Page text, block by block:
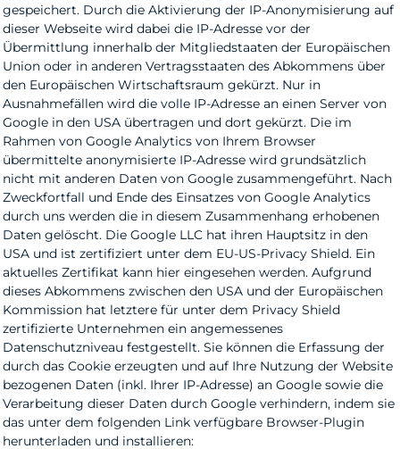
gespeichert. Durch die Aktivierung der IP-Anonymisierung auf
dieser Webseite wird dabei die IP-Adresse vor der
Übermittlung innerhalb der Mitgliedstaaten der Europäischen
Union oder in anderen Vertragsstaaten des Abkommens über
den Europäischen Wirtschaftsraum gekürzt. Nur in
Ausnahmefällen wird die volle IP-Adresse an einen Server von
Google in den USA übertragen und dort gekürzt. Die im
Rahmen von Google Analytics von Ihrem Browser
übermittelte anonymisierte IP-Adresse wird grundsätzlich
nicht mit anderen Daten von Google zusammengeführt. Nach
Zweckfortfall und Ende des Einsatzes von Google Analytics
durch uns werden die in diesem Zusammenhang erhobenen
Daten gelöscht. Die Google LLC hat ihren Hauptsitz in den
USA und ist zertifiziert unter dem EU-US-Privacy Shield. Ein
aktuelles Zertifikat kann hier eingesehen werden. Aufgrund
dieses Abkommens zwischen den USA und der Europäischen
Kommission hat letztere für unter dem Privacy Shield
zertifizierte Unternehmen ein angemessenes
Datenschutzniveau festgestellt. Sie können die Erfassung der
durch das Cookie erzeugten und auf Ihre Nutzung der Website
bezogenen Daten (inkl. Ihrer IP-Adresse) an Google sowie die
Verarbeitung dieser Daten durch Google verhindern, indem sie
das unter dem folgenden Link verfügbare Browser-Plugin
herunterladen und installieren: